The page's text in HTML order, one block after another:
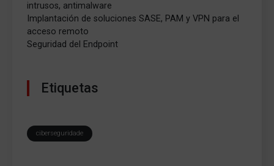
intrusos, antimalware
Implantación de soluciones SASE, PAM y VPN para el
acceso remoto
Seguridad del Endpoint
Etiquetas
ciberseguridade